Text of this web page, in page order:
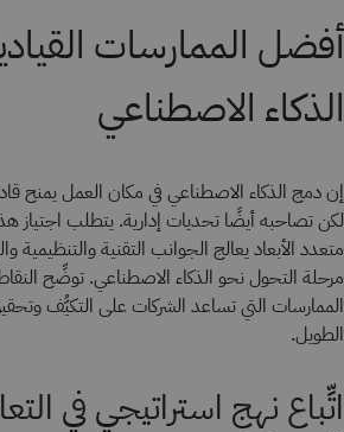
أفضل الممارسات
الذكاء الاصطناعي
إن دمج الذكاء الاصطناعي في مكان العمل يمنح
لكن تصاحبه أيضًا تحديات إدارية. يتطلب اجتياز
متعدد الأبعاد يعالج الجوانب التقنية والتنظيمية
مرحلة التحول نحو الذكاء الاصطناعي. توضِّح
الممارسات التي تساعد الشركات على التكيُّف
الطويل.
اتِّباع نهج استراتيجي في